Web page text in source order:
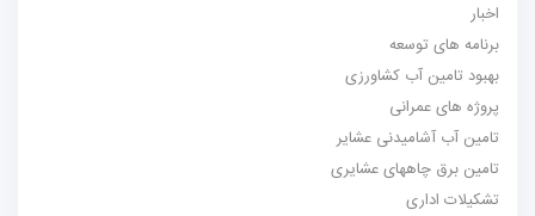
اخبار
برنامه های توسعه
بهبود تامین آب کشاورزی
پروژه های عمرانی
تامین آب آشامیدنی عشایر
تامین برق چاههای عشایری
تشکیلات اداری